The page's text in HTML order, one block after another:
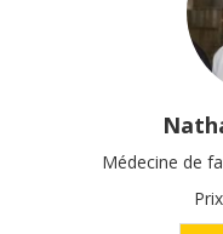
Médecine de